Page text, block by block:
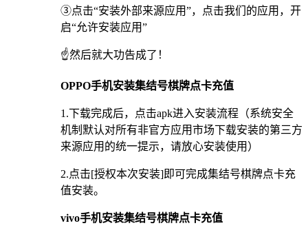
③点击“安装外部来源应用”，点击我们的应用，开
启“允许安装应用”
☝️然后就大功告成了！
OPPO手机安装集结号棋牌点卡充值
1.下载完成后，点击apk进入安装流程（系统安全
机制默认对所有非官方应用市场下载安装的第三方
来源应用的统一提示，请放心安装使用）
2.点击[授权本次安装]即可完成集结号棋牌点卡充
值安装。
vivo手机安装集结号棋牌点卡充值